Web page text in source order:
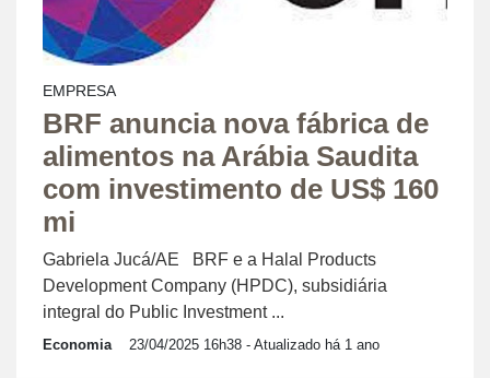
EMPRESA
BRF anuncia nova fábrica de
alimentos na Arábia Saudita
com investimento de US$ 160
mi
Gabriela Jucá/AE BRF e a Halal Products
Development Company (HPDC), subsidiária
integral do Public Investment ...
Economia 23/04/2025 16h38 - Atualizado há 1 ano